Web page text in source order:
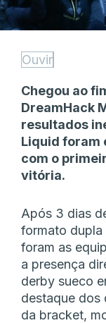
Ouvir
Chegou ao
DreamHack
resultados
Liquid foram
com o
vitória.
Após 3 dias
formato dupla
foram as
a presença
derby sueco
destaque dos
da bracket,